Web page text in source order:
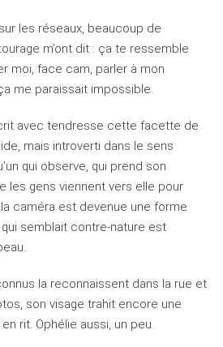
les réseaux, beaucoup de
m’ont dit : ça te ressemble
moi, face cam, parler à mon
me paraissait impossible.
avec tendresse cette facette de
mais introverti dans le sens
qui observe, qui prend son
les gens viennent vers elle pour
la caméra est devenue une forme
semblait contre-nature est
la reconnaissent dans la rue et
son visage trahit encore une
rit. Ophélie aussi, un peu.